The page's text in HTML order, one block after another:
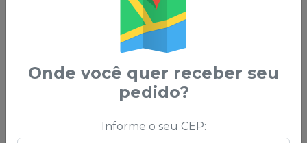
Onde você quer receber seu
pedido?
Informe o seu CEP: